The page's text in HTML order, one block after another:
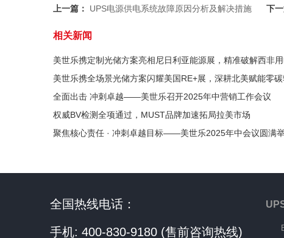
上一篇： UPS电源供电系统故障原因分析及解决措施 下一
相关新闻
美世乐携定制光储方案亮相尼日利亚能源展，精准破解西非
美世乐携全场景光储方案闪耀美国RE+展，深耕北美赋能零
全面出击 冲刺卓越——美世乐召开2025年中营销工作会议
权威BV检测全项通过，MUST品牌加速拓局拉美市场
聚焦核心责任 · 冲刺卓越目标——美世乐2025年中会议圆满
全国热线电话：
手机: 400-830-9180 (售前咨询热线)